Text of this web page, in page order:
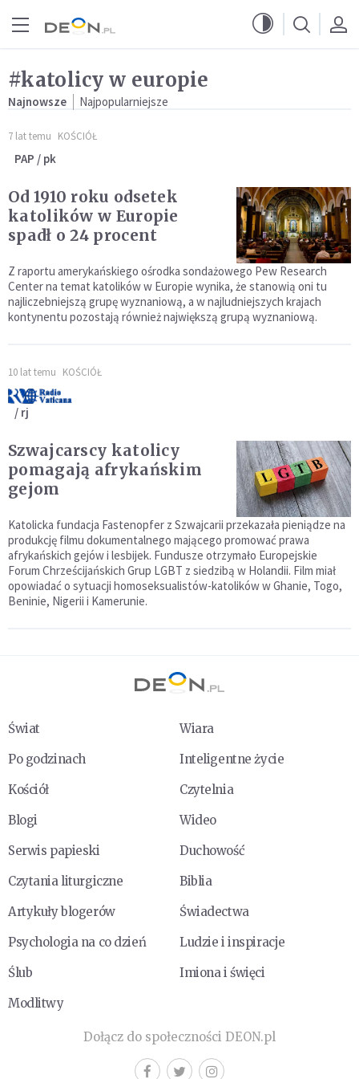
#katolicy w europie
Najnowsze Najpopularniejsze
7 lat temu KOŚCIÓŁ
PAP / pk
Od 1910 roku odsetek
katolików w Europie
spadł o 24 procent
Z raportu amerykańskiego ośrodka sondażowego Pew Research
Center na temat katolików w Europie wynika, że stanowią oni tu
najliczebniejszą grupę wyznaniową, a w najludniejszych krajach
kontynentu pozostają również największą grupą wyznaniową.
10 lat temu KOŚCIÓŁ
/ rj
Szwajcarscy katolicy
pomagają afrykańskim
gejom
Katolicka fundacja Fastenopfer z Szwajcarii przekazała pieniądze na
produkcję filmu dokumentalnego mającego promować prawa
afrykańskich gejów i lesbijek. Fundusze otrzymało Europejskie
Forum Chrześcijańskich Grup LGBT z siedzibą w Holandii. Film miał
opowiadać o sytuacji homoseksualistów-katolików w Ghanie, Togo,
Beninie, Nigerii i Kamerunie.
Świat
Wiara
Po godzinach
Inteligentne życie
Kościół
Czytelnia
Blogi
Wideo
Serwis papieski
Duchowość
Czytania liturgiczne
Biblia
Artykuły blogerów
Świadectwa
Psychologia na co dzień
Ludzie i inspiracje
Ślub
Imiona i święci
Modlitwy
Dołącz do społeczności DEON.pl